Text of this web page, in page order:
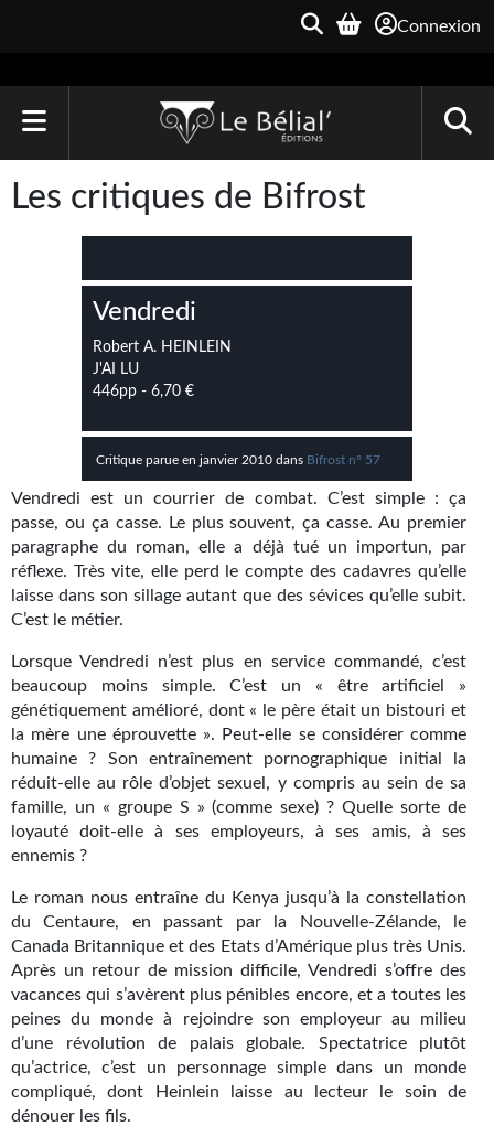
Connexion
Le Bélial'
Une Heure-Lumière
Archive du Futur
Quarante-Deux
Kvasar
Pulps
Wotan
Yellow Submarine
NUMÉRIQUE
Romans et recueils
Une Heure-Lumière
Bifrost
Livres audio
Gratuit
Sans DRM
BIFROST
Les critiques de Bifrost
Vendredi
Robert A. HEINLEIN
J'AI LU
446pp - 6,70 €
Critique parue en janvier 2010 dans Bifrost n° 57
Vendredi est un courrier de combat. C’est simple : ça
passe, ou ça casse. Le plus souvent, ça casse. Au premier
paragraphe du roman, elle a déjà tué un importun, par
réflexe. Très vite, elle perd le compte des cadavres qu’elle
laisse dans son sillage autant que des sévices qu’elle subit.
C’est le métier.
Lorsque Vendredi n’est plus en service commandé, c’est
beaucoup moins simple. C’est un « être artificiel »
génétiquement amélioré, dont « le père était un bistouri et
la mère une éprouvette ». Peut-elle se considérer comme
humaine ? Son entraînement pornographique initial la
réduit-elle au rôle d’objet sexuel, y compris au sein de sa
famille, un « groupe S » (comme sexe) ? Quelle sorte de
loyauté doit-elle à ses employeurs, à ses amis, à ses
ennemis ?
Le roman nous entraîne du Kenya jusqu’à la constellation
du Centaure, en passant par la Nouvelle-Zélande, le
Canada Britannique et des Etats d’Amérique plus très Unis.
Après un retour de mission difficile, Vendredi s’offre des
vacances qui s’avèrent plus pénibles encore, et a toutes les
peines du monde à rejoindre son employeur au milieu
d’une révolution de palais globale. Spectatrice plutôt
qu’actrice, c’est un personnage simple dans un monde
compliqué, dont Heinlein laisse au lecteur le soin de
dénouer les fils.